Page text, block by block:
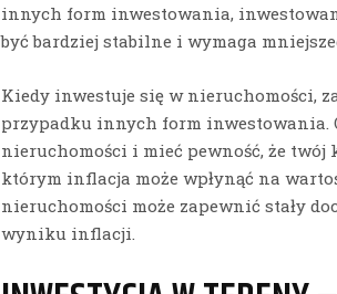
innych form inwestowania,
być bardziej stabilne i wymaga
Kiedy inwestuje się w nieruchomości,
przypadku innych form inwestowania.
nieruchomości i mieć pewność, że twój
którym inflacja może wpłynąć na
nieruchomości może zapewnić stały
wyniku inflacji.